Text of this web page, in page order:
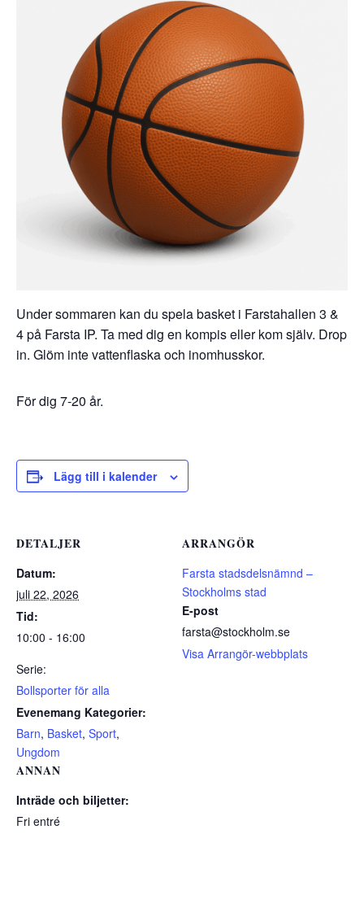
Under sommaren kan du spela basket i Farstahallen 3 &
4 på Farsta IP. Ta med dig en kompis eller kom själv. Drop
in. Glöm inte vattenflaska och inomhusskor.
För dig 7-20 år.
Lägg till i kalender
DETALJER
Datum:
juli 22, 2026
Tid:
10:00 - 16:00
Serie:
Bollsporter för alla
Evenemang Kategorier:
Barn, Basket, Sport,
Ungdom
ARRANGÖR
Farsta stadsdelsnämnd –
Stockholms stad
E-post
farsta@stockholm.se
Visa Arrangör-webbplats
ANNAN
Inträde och biljetter:
Fri entré